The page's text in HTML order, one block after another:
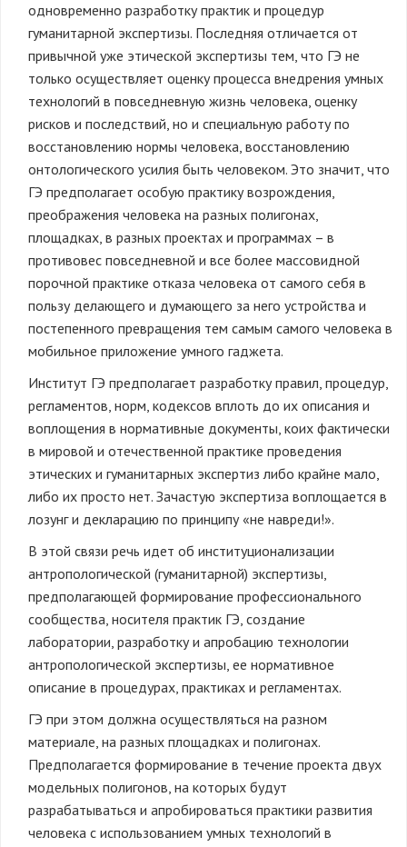
одновременно разработку практик и процедур
гуманитарной экспертизы. Последняя отличается от
привычной уже этической экспертизы тем, что ГЭ не
только осуществляет оценку процесса внедрения умных
технологий в повседневную жизнь человека, оценку
рисков и последствий, но и специальную работу по
восстановлению нормы человека, восстановлению
онтологического усилия быть человеком. Это значит, что
ГЭ предполагает особую практику возрождения,
преображения человека на разных полигонах,
площадках, в разных проектах и программах – в
противовес повседневной и все более массовидной
порочной практике отказа человека от самого себя в
пользу делающего и думающего за него устройства и
постепенного превращения тем самым самого человека в
мобильное приложение умного гаджета.
Институт ГЭ предполагает разработку правил, процедур,
регламентов, норм, кодексов вплоть до их описания и
воплощения в нормативные документы, коих фактически
в мировой и отечественной практике проведения
этических и гуманитарных экспертиз либо крайне мало,
либо их просто нет. Зачастую экспертиза воплощается в
лозунг и декларацию по принципу «не навреди!».
В этой связи речь идет об институционализации
антропологической (гуманитарной) экспертизы,
предполагающей формирование профессионального
сообщества, носителя практик ГЭ, создание
лаборатории, разработку и апробацию технологии
антропологической экспертизы, ее нормативное
описание в процедурах, практиках и регламентах.
ГЭ при этом должна осуществляться на разном
материале, на разных площадках и полигонах.
Предполагается формирование в течение проекта двух
модельных полигонов, на которых будут
разрабатываться и апробироваться практики развития
человека с использованием умных технологий в